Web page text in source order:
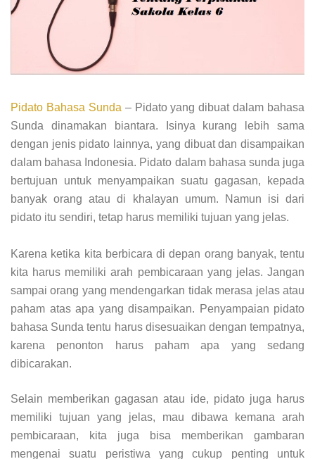
Pidato Bahasa Sunda – Pidato yang dibuat dalam bahasa
Sunda dinamakan biantara. Isinya kurang lebih sama
dengan jenis pidato lainnya, yang dibuat dan disampaikan
dalam bahasa Indonesia. Pidato dalam bahasa sunda juga
bertujuan untuk menyampaikan suatu gagasan, kepada
banyak orang atau di khalayan umum. Namun isi dari
pidato itu sendiri, tetap harus memiliki tujuan yang jelas.
Karena ketika kita berbicara di depan orang banyak, tentu
kita harus memiliki arah pembicaraan yang jelas. Jangan
sampai orang yang mendengarkan tidak merasa jelas atau
paham atas apa yang disampaikan. Penyampaian pidato
bahasa Sunda tentu harus disesuaikan dengan tempatnya,
karena penonton harus paham apa yang sedang
dibicarakan.
Selain memberikan gagasan atau ide, pidato juga harus
memiliki tujuan yang jelas, mau dibawa kemana arah
pembicaraan, kita juga bisa memberikan gambaran
mengenai suatu peristiwa yang cukup penting untuk